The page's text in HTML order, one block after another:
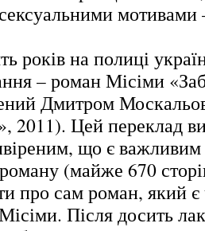
мотивами
років на полиці
– роман Місіми
Дмитром
2011). Цей переклад
що є
(майже 670
про сам роман, який
Після досить